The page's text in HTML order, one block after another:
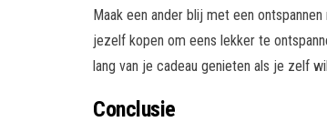
Maak een ander blij met een
jezelf kopen om eens lekker te
lang van je cadeau genieten als je zelf
Conclusie